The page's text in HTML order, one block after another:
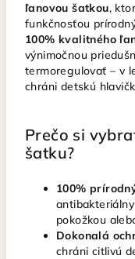
ľanovou šatkou,
funkčnosťou
100% kvalitného
výnimočnou
termoregulovať – v
chráni detskú
Prečo si
šatku?
100%
pokožkou
Dokonalá
chráni citlivú